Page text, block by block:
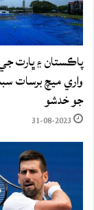
پاڪستان ۽ ڀارت
واري ميچ برسات
جو خدشو
31-08-2023